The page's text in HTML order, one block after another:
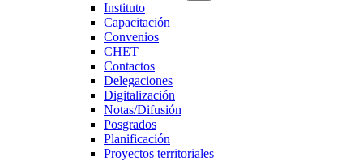
Instituto
Capacitación
Convenios
CHET
Contactos
Delegaciones
Digitalización
Notas/Difusión
Posgrados
Planificación
Proyectos territoriales